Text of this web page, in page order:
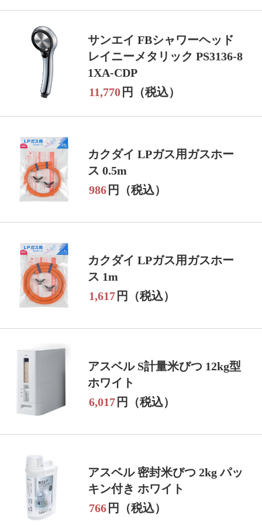
サンエイ FBシャワーヘッド
レイニーメタリック PS3136-8
1XA-CDP
11,770 円（税込）
カクダイ LPガス用ガスホー
ス 0.5m
986 円（税込）
カクダイ LPガス用ガスホー
ス 1m
1,617 円（税込）
アスベル S計量米びつ 12kg型
ホワイト
6,017 円（税込）
アスベル 密封米びつ 2kg パッ
キン付き ホワイト
766 円（税込）